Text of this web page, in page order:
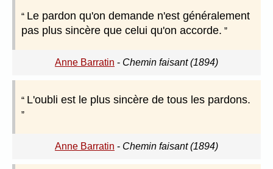
Le pardon qu'on demande n'est généralement
pas plus sincère que celui qu'on accorde.
Anne Barratin - Chemin faisant (1894)
L'oubli est le plus sincère de tous les pardons.
Anne Barratin - Chemin faisant (1894)